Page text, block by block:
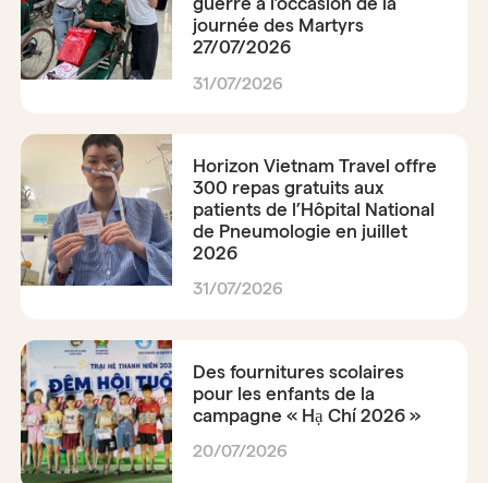
journée des Martyrs
27/07/2026
31/07/2026
Horizon Vietnam Travel offre
300 repas gratuits aux
patients de l’Hôpital National
de Pneumologie en juillet
2026
31/07/2026
Des fournitures scolaires
pour les enfants de la
campagne « Hạ Chí 2026 »
20/07/2026